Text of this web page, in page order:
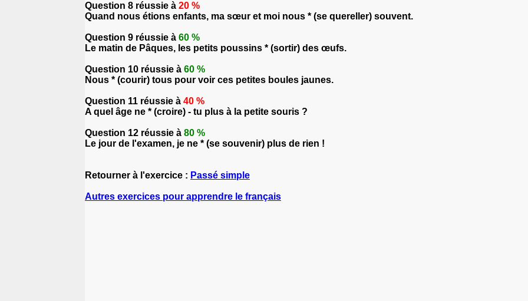
Question 8 réussie à 20 %
Quand nous étions enfants, ma sœur et moi nous * (se quereller) souvent.
Question 9 réussie à 60 %
Le matin de Pâques, les petits poussins * (sortir) des œufs.
Question 10 réussie à 60 %
Nous * (courir) tous pour voir ces petites boules jaunes.
Question 11 réussie à 40 %
A quel âge ne * (croire) - tu plus à la petite souris ?
Question 12 réussie à 80 %
Le jour de l'examen, je ne * (se souvenir) plus de rien !
Retourner à l'exercice : Passé simple
Autres exercices pour apprendre le français